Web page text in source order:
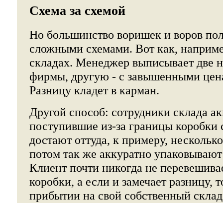
Схема за схемой
Но большинство воришек и воров
сложными схемами. Вот как,
складах. Менеджер выписывает две
фирмы, другую - с завышенными
Разницу кладет в карман.
Другой способ: сотрудники склада
поступившие из-за границы коробки
достают оттуда, к примеру,
потом так же аккуратно
Клиент почти никогда не
коробки, а если и замечает разницу,
прибытии на свой собственный